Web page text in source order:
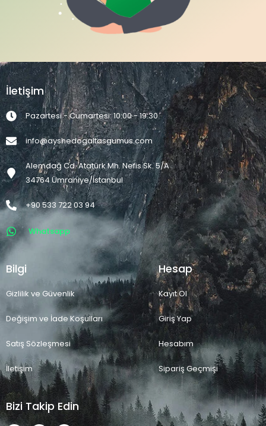
İletişim
Pazartesi - Cumartesi: 10:00 - 19:30
info@ayshedogaltasgumus.com
Alemdağ Cd. Atatürk Mh. Nefis Sk. 5/A
34764 Ümraniye/İstanbul
+90 533 722 03 94
Whatsapp
Bilgi
Gizlilik ve Güvenlik
Değişim ve İade Koşulları
Satış Sözleşmesi
İletişim
Hesap
Kayıt Ol
Giriş Yap
Hesabım
Sipariş Geçmişi
Bizi Takip Edin